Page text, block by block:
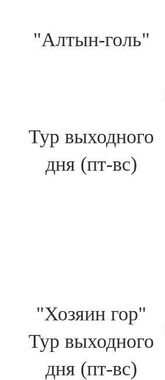
"Алтын-голь"
Тур выходного
дня (пт-вс)
"Хозяин гор"
Тур выходного
дня (пт-вс)